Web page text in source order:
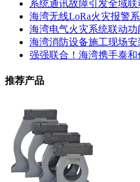
系统通讯故障引发全域
海湾无线LoRa火灾报警
海湾电气火灾系统联动
海湾消防设备施工现场
强强联合！海湾携手泰
推荐产品